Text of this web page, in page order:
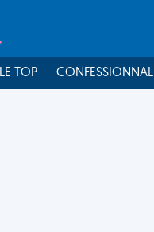
LE TOP CONFESSIONNAL